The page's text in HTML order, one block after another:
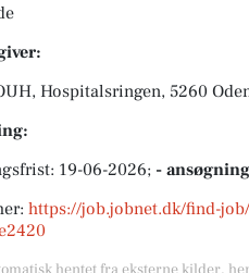
Hospitalsringen, 5260
19-06-2026; -
https://job.jobnet.dk/find-